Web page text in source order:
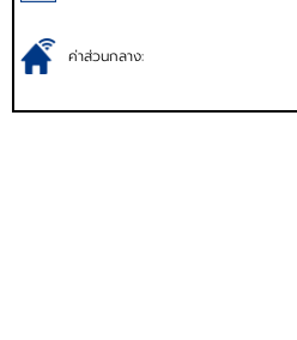
ค่าส่วนกลาง: